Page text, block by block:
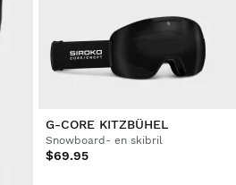
G-CORE KITZBÜHEL
Snowboard- en skibril
$69.95